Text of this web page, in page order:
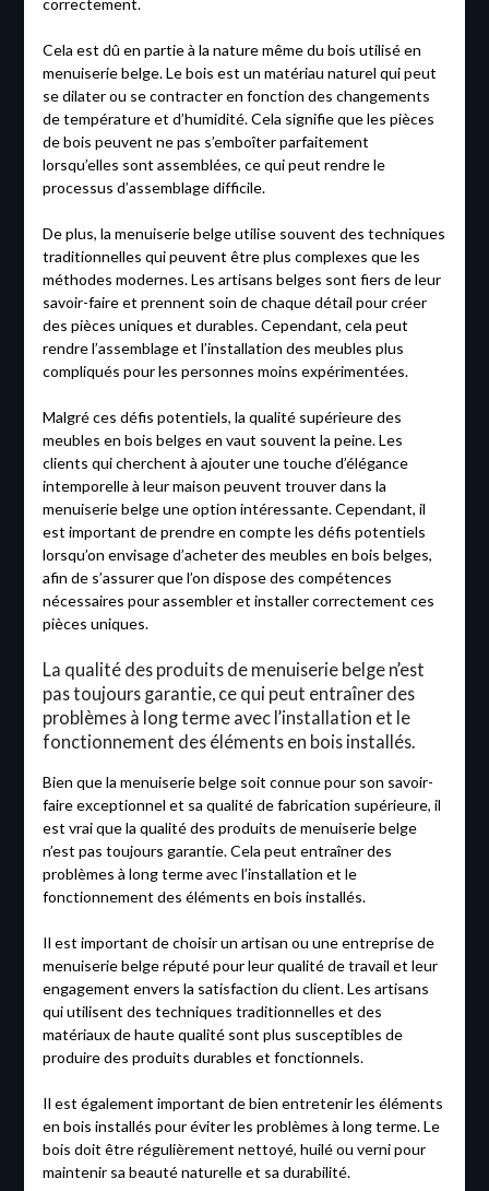
correctement.
Cela est dû en partie à la nature même du bois utilisé en
menuiserie belge. Le bois est un matériau naturel qui peut
se dilater ou se contracter en fonction des changements
de température et d’humidité. Cela signifie que les pièces
de bois peuvent ne pas s’emboîter parfaitement
lorsqu’elles sont assemblées, ce qui peut rendre le
processus d’assemblage difficile.
De plus, la menuiserie belge utilise souvent des techniques
traditionnelles qui peuvent être plus complexes que les
méthodes modernes. Les artisans belges sont fiers de leur
savoir-faire et prennent soin de chaque détail pour créer
des pièces uniques et durables. Cependant, cela peut
rendre l’assemblage et l’installation des meubles plus
compliqués pour les personnes moins expérimentées.
Malgré ces défis potentiels, la qualité supérieure des
meubles en bois belges en vaut souvent la peine. Les
clients qui cherchent à ajouter une touche d’élégance
intemporelle à leur maison peuvent trouver dans la
menuiserie belge une option intéressante. Cependant, il
est important de prendre en compte les défis potentiels
lorsqu’on envisage d’acheter des meubles en bois belges,
afin de s’assurer que l’on dispose des compétences
nécessaires pour assembler et installer correctement ces
pièces uniques.
La qualité des produits de menuiserie belge n’est
pas toujours garantie, ce qui peut entraîner des
problèmes à long terme avec l’installation et le
fonctionnement des éléments en bois installés.
Bien que la menuiserie belge soit connue pour son savoir-
faire exceptionnel et sa qualité de fabrication supérieure, il
est vrai que la qualité des produits de menuiserie belge
n’est pas toujours garantie. Cela peut entraîner des
problèmes à long terme avec l’installation et le
fonctionnement des éléments en bois installés.
Il est important de choisir un artisan ou une entreprise de
menuiserie belge réputé pour leur qualité de travail et leur
engagement envers la satisfaction du client. Les artisans
qui utilisent des techniques traditionnelles et des
matériaux de haute qualité sont plus susceptibles de
produire des produits durables et fonctionnels.
Il est également important de bien entretenir les éléments
en bois installés pour éviter les problèmes à long terme. Le
bois doit être régulièrement nettoyé, huilé ou verni pour
maintenir sa beauté naturelle et sa durabilité.